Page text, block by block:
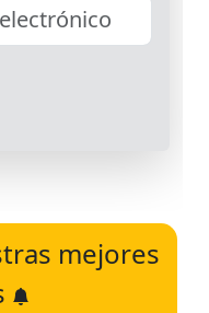
mejores